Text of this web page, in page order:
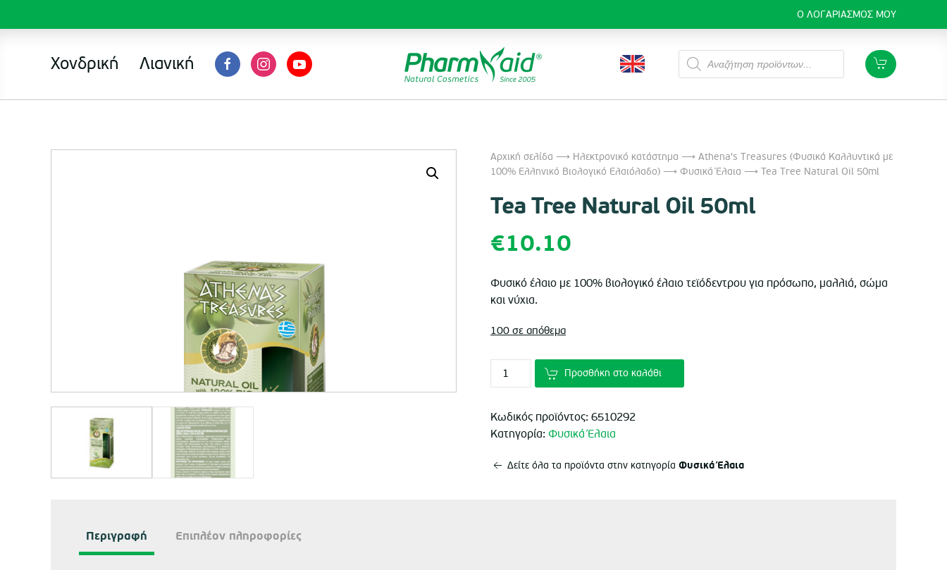
Ο ΛΟΓΑΡΙΑΣΜΌΣ ΜΟΥ
Χονδρική Λιανική
Products
search
Αρχική σελίδα ⟶ Ηλεκτρονικό κατάστημα ⟶ Athena's Treasures (Φυσικά Καλλυντικά με
100% Ελληνικό Βιολογικό Ελαιόλαδο) ⟶ Φυσικά Έλαια ⟶ Tea Tree Natural Oil 50ml
Tea Tree Natural Oil 50ml
€10.10
Φυσικό έλαιο με 100% βιολογικό έλαιο τεϊόδεντρου για πρόσωπο, μαλλιά, σώμα
και νύχια.
100 σε απόθεμα
Προσθήκη στο καλάθι
Κωδικός προϊόντος: 6510292
Κατηγορία: Φυσικά Έλαια
Δείτε όλα τα προϊόντα στην κατηγορία Φυσικά Έλαια
Περιγραφή Επιπλέον πληροφορίες